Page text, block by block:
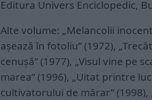
Editura Univers Enciclopedic,
Alte volume: „Melancolii
aşează în fotoliu” (1972),
cenuşă” (1977), „Visul vine pe
marea” (1996), „Uitat printre
cultivatorului de mărar” (1998),